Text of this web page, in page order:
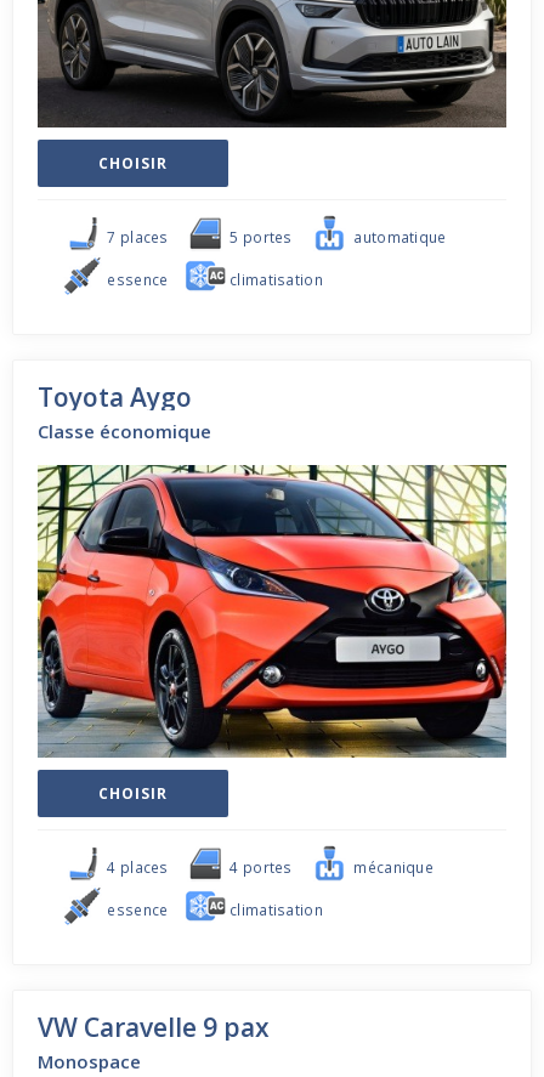
CHOISIR
7 places 5 portes automatique
essence climatisation
Toyota Aygo
Classe économique
CHOISIR
4 places 4 portes mécanique
essence climatisation
VW Caravelle 9 pax
Monospace